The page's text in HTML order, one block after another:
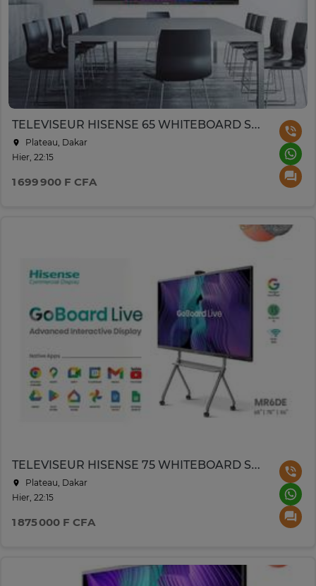
TELEVISEUR HISENSE 65 WHITEBOARD SMART UHD 4K TACTILE
Plateau, Dakar
Hier, 22:15
1 699 900 F CFA
TELEVISEUR HISENSE 75 WHITEBOARD SMART UHD 4K TACTILE
Plateau, Dakar
Hier, 22:15
1 875 000 F CFA